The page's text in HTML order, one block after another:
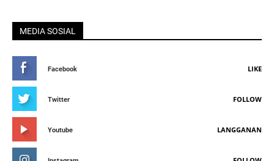
MEDIA SOSIAL
Facebook LIKE
Twitter FOLLOW
Youtube LANGGANAN